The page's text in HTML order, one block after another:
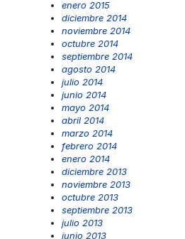
enero 2015
diciembre 2014
noviembre 2014
octubre 2014
septiembre 2014
agosto 2014
julio 2014
junio 2014
mayo 2014
abril 2014
marzo 2014
febrero 2014
enero 2014
diciembre 2013
noviembre 2013
octubre 2013
septiembre 2013
julio 2013
junio 2013